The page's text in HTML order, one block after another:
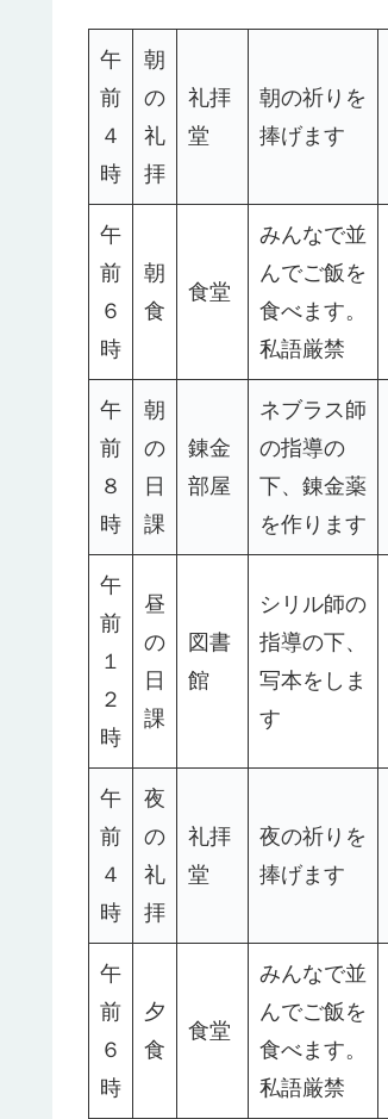
午
前
４
時
朝
の
礼
拝
礼拝
堂
朝の祈りを
捧げます
午
前
６
時
朝
食
食堂
みんなで並
んでご飯を
食べます。
私語厳禁
午
前
８
時
朝
の
日
課
錬金
部屋
ネブラス師
の指導の
下、錬金薬
を作ります
午
前
１
２
時
昼
の
日
課
図書
館
シリル師の
指導の下、
写本をしま
す
午
前
４
時
夜
の
礼
拝
礼拝
堂
夜の祈りを
捧げます
午
前
６
時
夕
食
食堂
みんなで並
んでご飯を
食べます。
私語厳禁